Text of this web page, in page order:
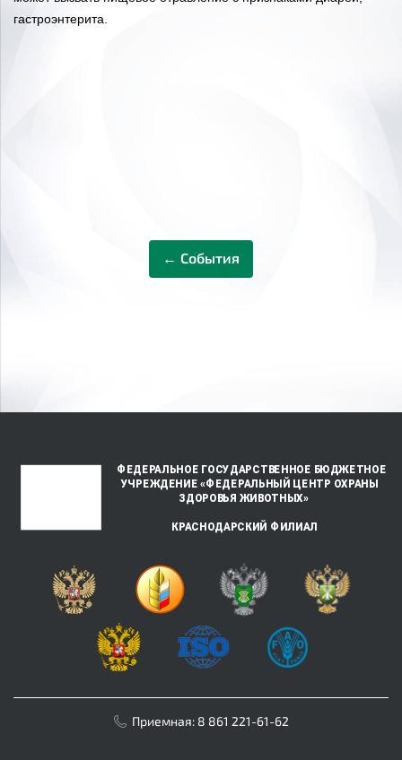
гастроэнтерита.
← События
Приемная: 8 861 221-61-62